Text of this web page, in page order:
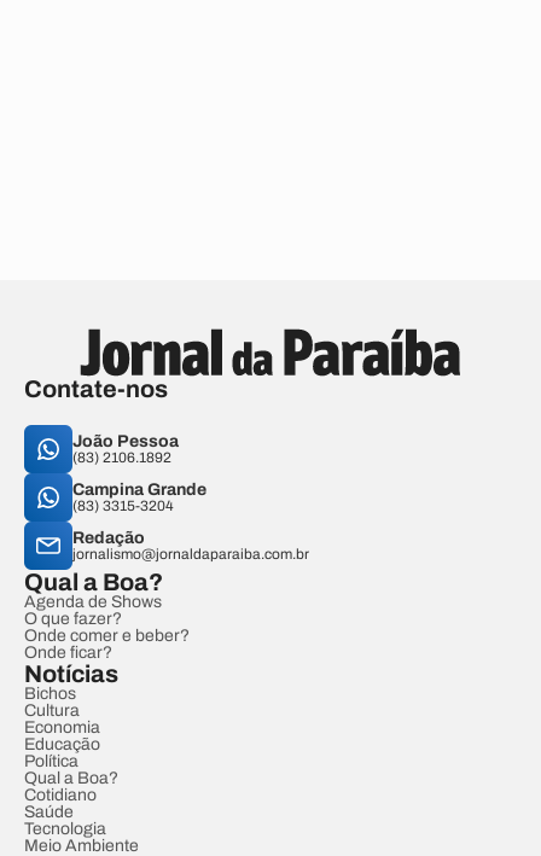
Contate-nos
João Pessoa
(83) 2106.1892
Campina Grande
(83) 3315-3204
Redação
jornalismo@jornaldaparaiba.com.br
Qual a Boa?
Agenda de Shows
O que fazer?
Onde comer e beber?
Onde ficar?
Notícias
Bichos
Cultura
Economia
Educação
Política
Qual a Boa?
Cotidiano
Saúde
Tecnologia
Meio Ambiente